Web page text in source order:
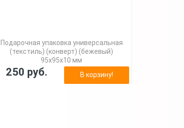
Подарочная упаковка универсальная
(текстиль) (конверт) (бежевый)
95х95х10 мм
250 руб. В корзину!